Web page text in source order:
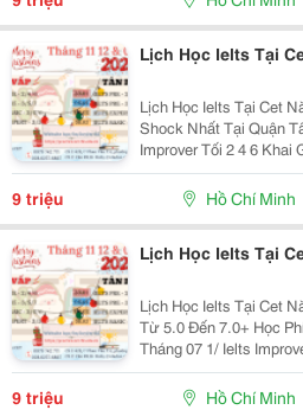
Lịch Học Ielts Tại
Lịch Học Ielts Tại Cet Năm
Shock Nhất Tại Quận Tân Phú
Improver Tối 2 4 6 Khai Giảng: 13/07/2026 Khung Giờ:
18:00 Đến 21:00 Học Phí Ưu Đãi 5% Khi Đăng Ký 2/ Ielts
Basic Tối 3 5 7 Khai...
9 triệu Hồ Chí Minh
Lịch Học Ielts Tại
Lịch Học Ielts Tại Cet
Từ 5.0 Đến 7.0+ Học Phí Shock Nhất Tại Quận Gò Vấp
Tháng 07 1/ Ielts Improver Tối 2 4 6 Khai Giảng:
13/07/2026 Khung Giờ: 18:00 Đến 21:00 Học Phí Ưu Đãi
5% Khi Đăng Ký 2/ Ielts...
9 triệu Hồ Chí Minh